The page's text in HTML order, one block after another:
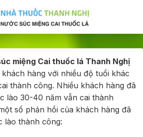
miệng Cai thuốc lá Thanh Nghị
hàng với nhiều độ tuổi khác
thành công. Nhiều khách hàng đã
lào 30-40 năm vẫn cai thành
số phản hồi của khách hàng đã
lào thành công: